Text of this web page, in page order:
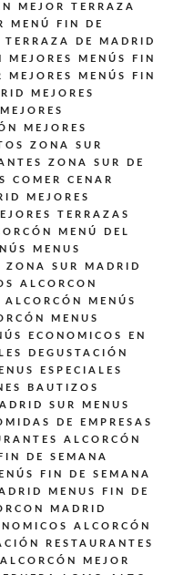
MEJOR TERRAZA
MENÚ FIN DE
TERRAZA DE MADRID
MEJORES MENÚS FIN
MEJORES MENÚS FIN
MEJORES
MEJORES
MEJORES
ZONA SUR
ZONA SUR DE
COMER CENAR
MEJORES
TERRAZAS
MENÚ DEL
MENUS
ZONA SUR MADRID
ALCORCON
MENÚS
MENUS
ECONOMICOS EN
DEGUSTACIÓN
ESPECIALES
BAUTIZOS
SUR
MENUS
DE EMPRESAS
ALCORCÓN
DE SEMANA
FIN DE SEMANA
MENUS FIN DE
MADRID
ALCORCÓN
RESTAURANTES
MEJOR